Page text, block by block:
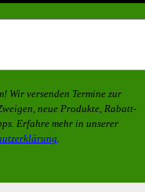
Wir versenden Termine zur
, neue Produkte, Rabatt-
Erfahre mehr in unserer
.